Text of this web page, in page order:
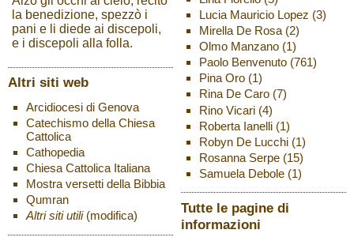
la benedizione, spezzò i
pani e li diede ai discepoli,
e i discepoli alla folla.
Altri siti web
Arcidiocesi di Genova
Catechismo della Chiesa
Cattolica
Cathopedia
Chiesa Cattolica Italiana
Mostra versetti della Bibbia
Qumran
Altri siti utili (modifica)
Lucia Mauricio Lopez (3)
Mirella De Rosa(2)
Olmo Manzano(1)
Paolo Benvenuto(761)
Pina Oro(1)
Rina De Caro(7)
Rino Vicari(4)
Roberta Ianelli(1)
Robyn De Lucchi(1)
Rosanna Serpe(15)
Samuela Debole(1)
Tutte le pagine di
informazioni